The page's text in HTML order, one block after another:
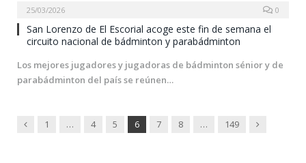
25/03/2026 0
San Lorenzo de El Escorial acoge este fin de semana el
circuito nacional de bádminton y parabádminton
Los mejores jugadores y jugadoras de bádminton sénior y de
parabádminton del país se reúnen…
Previous
1 … 4 5 6 7 8 … 149 Next